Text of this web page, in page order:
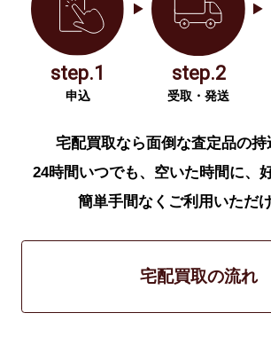
step.1
申込
step.2
受取・発送
宅配買取なら面倒な査定品の持
24時間いつでも、空いた時間に、
簡単手間なくご利用いただけ
宅配買取の流れ